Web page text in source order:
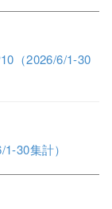
（2026/6/1-30
30集計）